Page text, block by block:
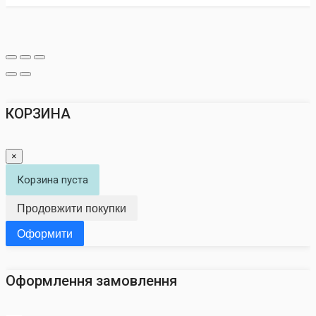
КОРЗИНА
×
Корзина пуста
Продовжити покупки
Оформити
Оформлення замовлення